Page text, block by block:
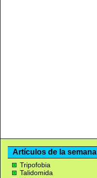
Artículos de la semana
Tripofobia
Talidomida